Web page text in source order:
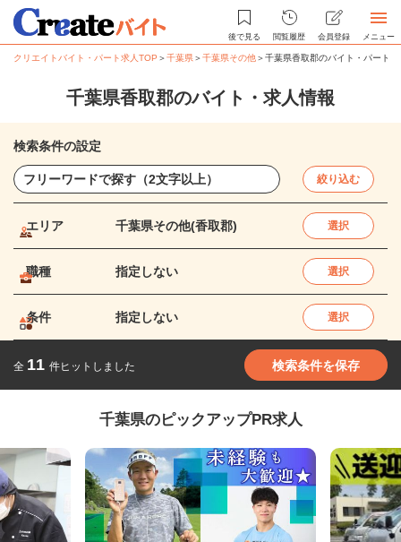
後で見る 閲覧履歴 会員登録 メニュー
クリエイトバイト・パート求人TOP ＞千葉県＞千葉県その他＞千葉県香取郡のバイト・パート求
千葉県香取郡のバイト・求人情報
検索条件の設定
絞り込む
エリア 千葉県その他(香取郡) 選択
職種 指定しない 選択
条件 指定しない 選択
全 11 件ヒットしました 検索条件を保存
千葉県のピックアップPR求人